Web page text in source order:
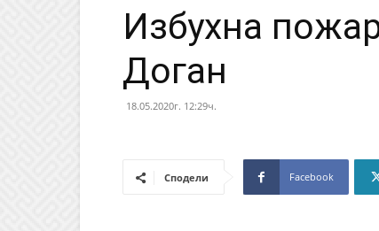
Избухна
Доган
18.05.2020г. 12:29ч.
Сподели Facebook